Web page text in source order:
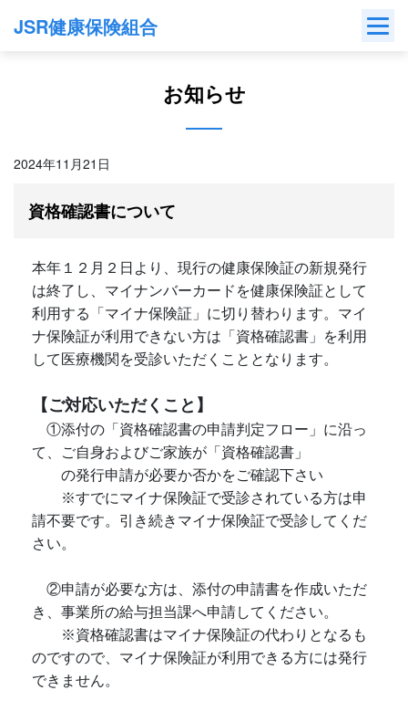
JSR健康保険組合
お知らせ
2024年11月21日
資格確認書について
本年１２月２日より、現行の健康保険証の新規発行
は終了し、マイナンバーカードを健康保険証として
利用する「マイナ保険証」に切り替わります。マイ
ナ保険証が利用できない方は「資格確認書」を利用
して医療機関を受診いただくこととなります。
【ご対応いただくこと】
①添付の「資格確認書の申請判定フロー」に沿っ
て、ご自身およびご家族が「資格確認書」
の発行申請が必要か否かをご確認下さい
※すでにマイナ保険証で受診されている方は申
請不要です。 引き続きマイナ保険証で受診してくだ
さい。
②申請が必要な方は、添付の申請書を作成いただ
き、事業所の給与担当課へ申請してください。
※資格確認書はマイナ保険証の代わりとなるも
のですので、 マイナ保険証が利用できる方には発行
できません。